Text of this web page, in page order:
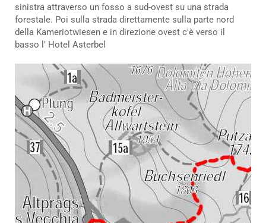
sinistra attraverso un fosso a sud-ovest su una strada
forestale. Poi sulla strada direttamente sulla parte nord
della Kameriotwiesen e in direzione ovest c'è verso il
basso l' Hotel Asterbel